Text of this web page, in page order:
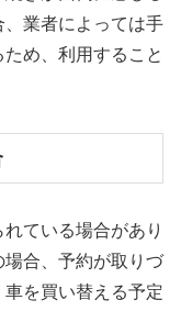
業者によっては手
め、利用すること
ている場合があり
場合、予約が取りづ
を買い替える予定